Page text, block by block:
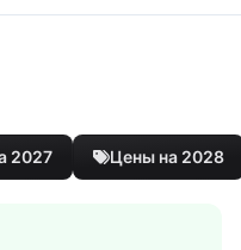
2027 Цены на 2028